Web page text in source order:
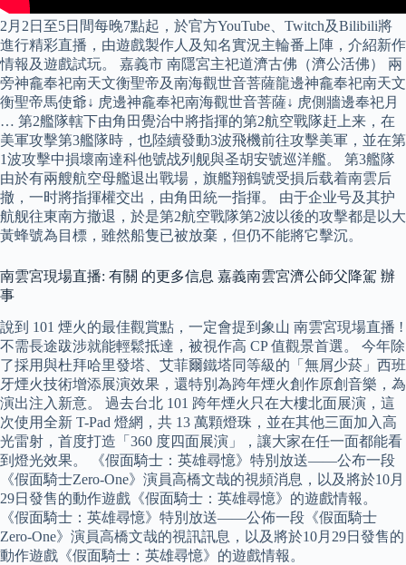
2月2日至5日間每晚7點起，於官方YouTube、Twitch及Bilibili將
進行精彩直播，由遊戲製作人及知名實況主輪番上陣，介紹新作
情報及遊戲試玩。 嘉義市 南隱宮主祀道濟古佛（濟公活佛） 兩
旁神龕奉祀南天文衡聖帝及南海觀世音菩薩龍邊神龕奉祀南天文
衡聖帝馬使爺↓ 虎邊神龕奉祀南海觀世音菩薩↓ 虎側牆邊奉祀月
… 第2艦隊轄下由角田覺治中將指揮的第2航空戰隊赶上来，在
美軍攻擊第3艦隊時，也陸續發動3波飛機前往攻擊美軍，並在第
1波攻擊中損壞南達科他號战列舰與圣胡安號巡洋艦。 第3艦隊
由於有兩艘航空母艦退出戰場，旗艦翔鶴號受損后载着南雲后
撤，一时將指揮權交出，由角田統一指揮。 由于企业号及其护
航舰往東南方撤退，於是第2航空戰隊第2波以後的攻擊都是以大
黃蜂號為目標，雖然船隻已被放棄，但仍不能將它擊沉。
南雲宮現場直播: 有關 的更多信息 嘉義南雲宮濟公師父降駕 辦
事
說到 101 煙火的最佳觀賞點，一定會提到象山 南雲宮現場直播 !
不需長途跋涉就能輕鬆抵達，被視作高 CP 值觀景首選。 今年除
了採用與杜拜哈里發塔、艾菲爾鐵塔同等級的「無屑少菸」西班
牙煙火技術增添展演效果，還特別為跨年煙火創作原創音樂，為
演出注入新意。 過去台北 101 跨年煙火只在大樓北面展演，這
次使用全新 T-Pad 燈網，共 13 萬顆燈珠，並在其他三面加入高
光雷射，首度打造「360 度四面展演」，讓大家在任一面都能看
到燈光效果。 《假面騎士：英雄尋憶》特別放送——公布一段
《假面騎士Zero-One》演員高橋文哉的視頻消息，以及將於10月
29日發售的動作遊戲《假面騎士：英雄尋憶》的遊戲情報。
《假面騎士：英雄尋憶》特別放送——公佈一段《假面騎士
Zero-One》演員高橋文哉的視訊訊息，以及將於10月29日發售的
動作遊戲《假面騎士：英雄尋憶》的遊戲情報。